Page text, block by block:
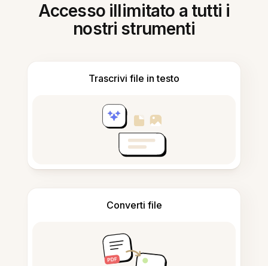
Accesso illimitato a tutti i
nostri strumenti
Trascrivi file in testo
Converti file